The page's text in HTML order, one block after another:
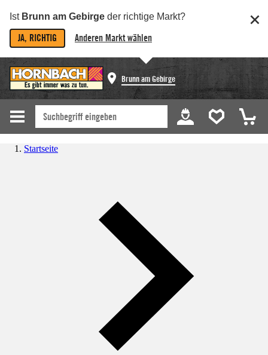
Ist Brunn am Gebirge der richtige Markt?
JA, RICHTIG Anderen Markt wählen
Brunn am Gebirge
Startseite